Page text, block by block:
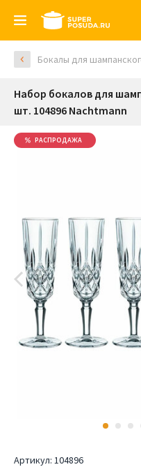
Бокалы для
Набор бокалов для
шт. 104896 Nachtmann
РАСПРОДАЖА
Артикул: 104896